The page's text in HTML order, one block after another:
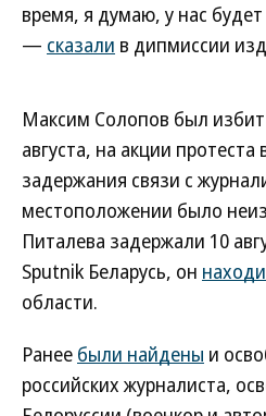
время, я думаю, у нас
— сказали в дипмиссии
Максим Солопов был
августа, на акции
задержания связи с
местоположении было
Питалева задержали 10
Sputnik Беларусь, он
области.
Ранее были найдены и
российских журналиста,